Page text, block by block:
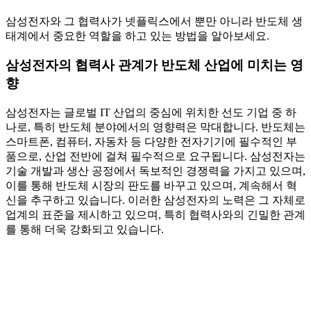
삼성전자와 그 협력사가 넷플릭스에서 뿐만 아니라 반도체 생
태계에서 중요한 역할을 하고 있는 방법을 알아보세요.
삼성전자의 협력사 관계가 반도체 산업에 미치는 영
향
삼성전자는 글로벌 IT 산업의 중심에 위치한 선도 기업 중 하
나로, 특히 반도체 분야에서의 영향력은 막대합니다. 반도체는
스마트폰, 컴퓨터, 자동차 등 다양한 전자기기에 필수적인 부
품으로, 산업 전반에 걸쳐 필수적으로 요구됩니다. 삼성전자는
기술 개발과 생산 공정에서 독보적인 경쟁력을 가지고 있으며,
이를 통해 반도체 시장의 판도를 바꾸고 있으며, 계속해서 혁
신을 추구하고 있습니다. 이러한 삼성전자의 노력은 그 자체로
업계의 표준을 제시하고 있으며, 특히 협력사와의 긴밀한 관계
를 통해 더욱 강화되고 있습니다.